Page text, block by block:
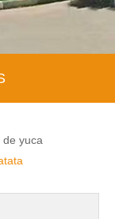
yuca